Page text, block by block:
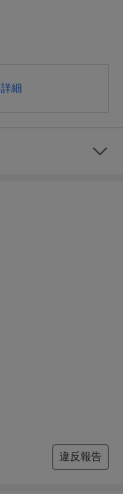
詳細
違反報告